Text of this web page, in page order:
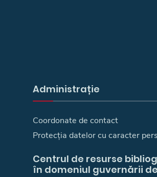
Administrație
Coordonate de contact
Protecția datelor cu caracter
Centrul de resurse
în domeniul guvernării